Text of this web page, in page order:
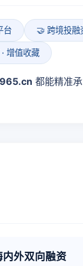
台 🤝 跨境投融
增值收藏
都能精准
外双向融资